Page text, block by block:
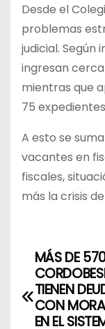
Desde el
problemas
judicial. Según
ingresan
mientras que
75
A esto se
vacantes en
fiscales,
más la crisis
N
a
MÁS DE
TIENEN
CON
EN EL